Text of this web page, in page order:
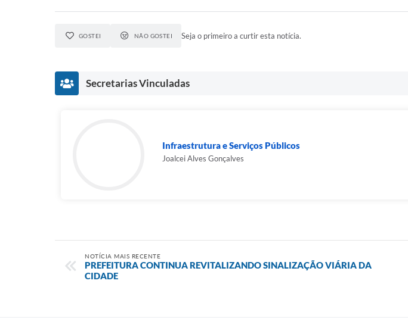
GOSTEI NÃO GOSTEI Seja o primeiro a curtir esta notícia.
Secretarias Vinculadas
Infraestrutura e Serviços Públicos
Joalcei Alves Gonçalves
NOTÍCIA MAIS RECENTE
PREFEITURA CONTINUA REVITALIZANDO SINALIZAÇÃO VIÁRIA DA
CIDADE